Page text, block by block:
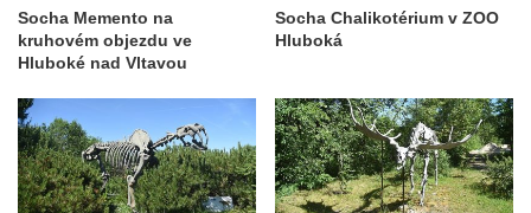
ZOO Dresden
Socha světce severně od Lužce nad
Pamětní kámen revitalizace Vltavy Vraňany
– Hořín u Lužce nad Vltavou
Strom svobody a památník 100 let republiky
Socha Memento na
kruhovém objezdu ve
Hluboké nad Vltavou
Socha Chalikotérium v ZOO
Hluboká